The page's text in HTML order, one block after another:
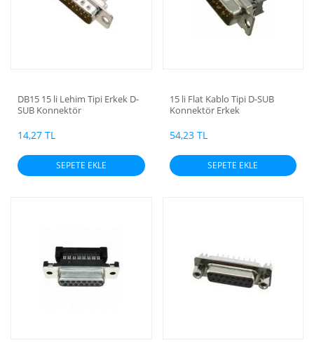
DB15 15 li Lehim Tipi Erkek D-
SUB Konnektör
14,27 TL
SEPETE EKLE
15 li Flat Kablo Tipi D-SUB
Konnektör Erkek
54,23 TL
SEPETE EKLE